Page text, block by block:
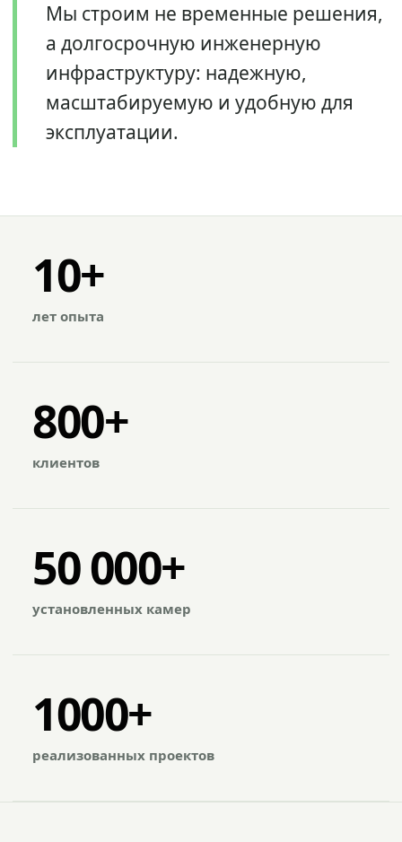
Мы строим не временные решения,
а долгосрочную инженерную
инфраструктуру: надежную,
масштабируемую и удобную для
эксплуатации.
10+
лет опыта
800+
клиентов
50 000+
установленных камер
1000+
реализованных проектов